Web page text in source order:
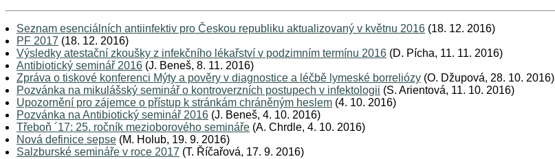
Seznam esenciálních antiinfektiv pro Českou republiku aktualizovaný v květnu 2016 (18. 12. 2016)
PF 2017 (18. 12. 2016)
Výsledky atestační zkoušky z infekčního lékařství v podzimním termínu 2016 (D. Pícha, 11. 11. 2016)
Antibiotický seminář 2016 (J. Beneš, 8. 11. 2016)
Zpráva o tiskové konferenci Mýty a pověry v diagnostice a léčbě lymeské borreliózy (O. Džupová, 28. 10. 2016)
Pozvánka na mikulášský seminář o kontroverzních postupech v infektologii (S. Arientová, 11. 10. 2016)
Upozornění pro zájemce o přístup k stránkám chráněným heslem (4. 10. 2016)
Pozvánka na Antibiotický seminář 2016 (J. Beneš, 4. 10. 2016)
Třeboň ´17: 25. ročník mezioborového semináře (A. Chrdle, 4. 10. 2016)
Nová definice sepse (M. Holub, 19. 9. 2016)
Salzburské semináře v roce 2017 (T. Říčařová, 17. 9. 2016)